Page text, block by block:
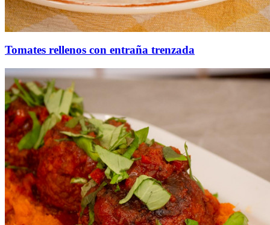
Tomates rellenos con entraña trenzada